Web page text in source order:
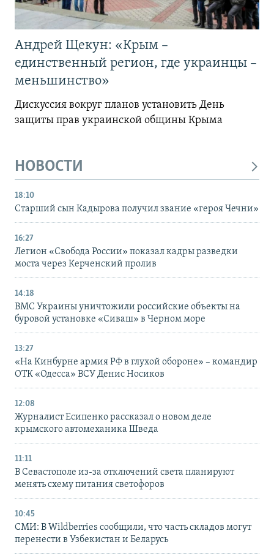
Андрей Щекун: «Крым –
единственный регион, где украинцы –
меньшинство»
Дискуссия вокруг планов установить День
защиты прав украинской общины Крыма
НОВОСТИ
18:10
Старший сын Кадырова получил звание «героя Чечни»
16:27
Легион «Свобода России» показал кадры разведки
моста через Керченский пролив
14:18
ВМС Украины уничтожили российские объекты на
буровой установке «Сиваш» в Черном море
13:27
«На Кинбурне армия РФ в глухой обороне» – командир
ОТК «Одесса» ВСУ Денис Носиков
12:08
Журналист Есипенко рассказал о новом деле
крымского автомеханика Шведа
11:11
В Севастополе из-за отключений света планируют
менять схему питания светофоров
10:45
СМИ: В Wildberries сообщили, что часть складов могут
перенести в Узбекистан и Беларусь